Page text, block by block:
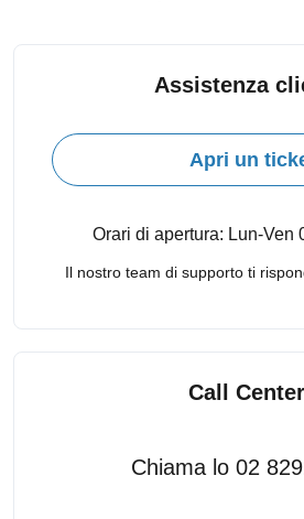
Assistenza
Apri un
Orari di apertura: Lun-Ven
Il nostro team di supporto ti
Call Center
Chiama lo 02